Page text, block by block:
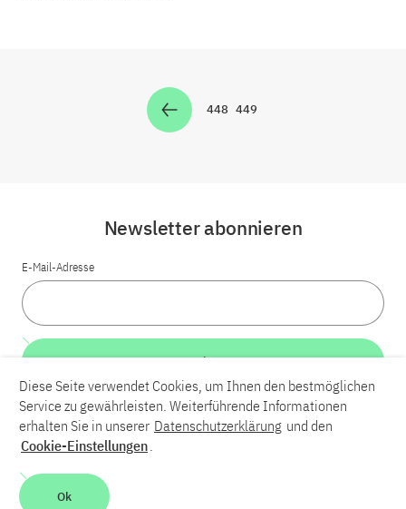
Zur Seite
448 Zur Seite
449
LinkedInBlueskyYouTube
Kontakt
Barrierefreiheit
Newsletter abonnieren
E-Mail-Adresse
Weiter
Diese Seite verwendet Cookies, um Ihnen den bestmöglichen
Service zu gewährleisten. Weiterführende Informationen
erhalten Sie in unserer Datenschutzerklärung und den
Cookie-Einstellungen.
Ok